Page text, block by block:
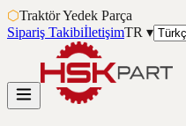
⬡Traktör Yedek Parça
Sipariş TakibiİletişimTR ▾